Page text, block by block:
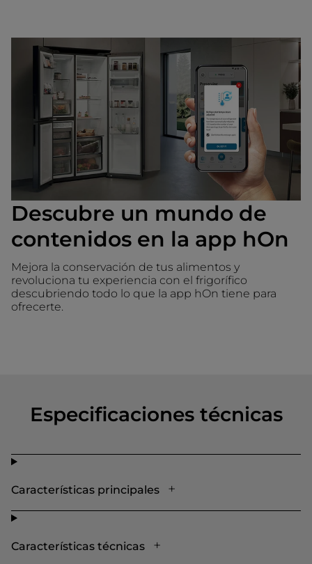
Descubre un mundo de
contenidos en la app hOn
Mejora la conservación de tus alimentos y
revoluciona tu experiencia con el frigorífico
descubriendo todo lo que la app hOn tiene para
ofrecerte.
Especificaciones técnicas
Características principales
Características técnicas